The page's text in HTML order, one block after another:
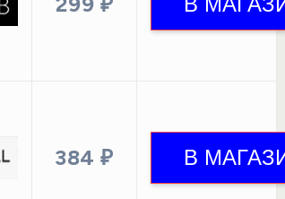
384 ₽